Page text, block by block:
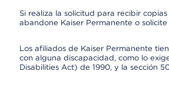
Si realiza la solicitud para recibir
abandone Kaiser Permanente o
Los afiliados de Kaiser Permanente
con alguna discapacidad, como lo
Disabilities Act) de 1990, y la sección